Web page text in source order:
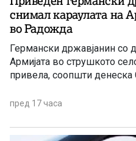
снимал караулата на
во Радожда
Германски државјанин со
Армијата во струшкото
привела, соопшти
пред 17 часа